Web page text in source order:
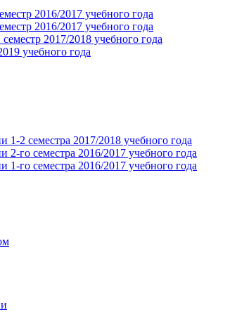
2016/2017 учебного года
2016/2017 учебного года
2017/2018 учебного года
учебного года
2 семестра 2017/2018 учебного года
го семестра 2016/2017 учебного года
го семестра 2016/2017 учебного года